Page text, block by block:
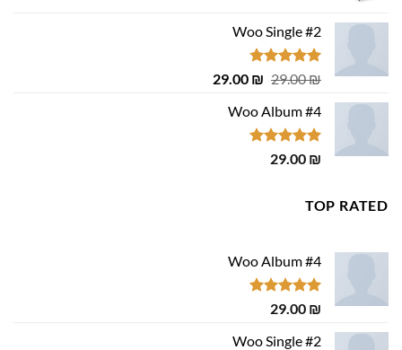
500.00 ₪.
Woo Single #2
דורג4.75
29.00₪
המחיר
היה:
29.00 ₪.
29.00 ₪
המחיר
Woo Album #4
דורג5.00
29.00 ₪
TOP RATED
Woo Album #4
דורג5.00
29.00 ₪
Woo Single #2